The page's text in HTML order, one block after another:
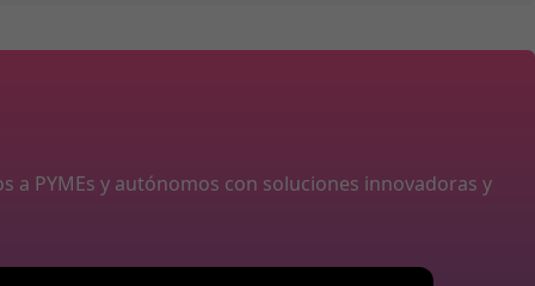
a PYMEs y autónomos con soluciones innovadoras y